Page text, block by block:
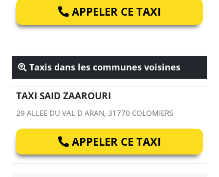
APPELER CE TAXI
Taxis dans les communes voisines
TAXI SAID ZAAROURI
29 ALLEE DU VAL D ARAN, 31770 COLOMIERS
APPELER CE TAXI